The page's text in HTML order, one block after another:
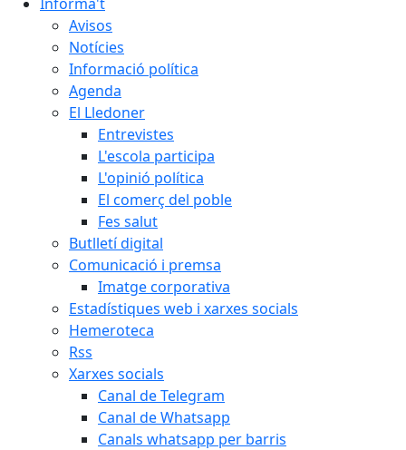
Avisos
Notícies
Informació política
Agenda
El Lledoner
Entrevistes
L'escola participa
L'opinió política
El comerç del poble
Fes salut
Butlletí digital
Comunicació i premsa
Imatge corporativa
Estadístiques web i xarxes socials
Hemeroteca
Rss
Xarxes socials
Canal de Telegram
Canal de Whatsapp
Canals whatsapp per barris